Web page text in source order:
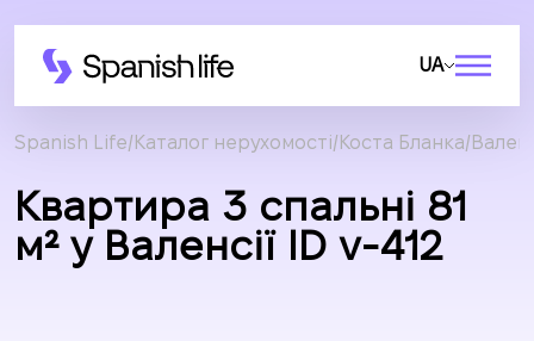
UA
Spanish Life Каталог нерухомості Коста Бланка
Квартира 3 спальні 81
м² у Валенсії ID v-412